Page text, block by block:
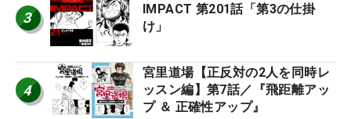
3
IMPACT 第201話「第3の仕掛
け」
4
宮里道場【正反対の2人を同時レ
ッスン編】第7話／『飛距離アッ
プ ＆ 正確性アップ』